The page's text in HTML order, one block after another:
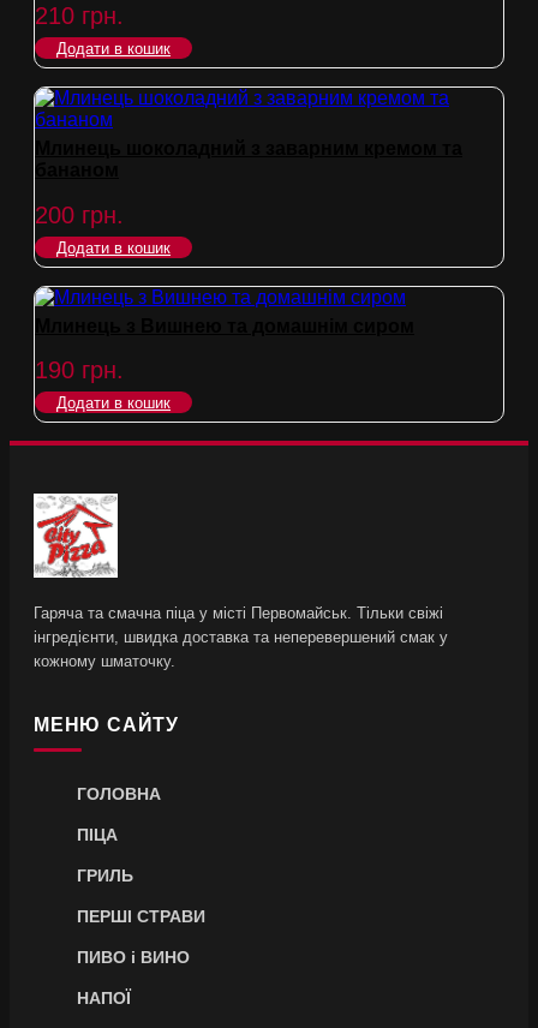
210 грн.
Додати в кошик
200 грн.
Додати в кошик
190 грн.
Додати в кошик
Гаряча та смачна піца у місті Первомайськ. Тільки свіжі
інгредієнти, швидка доставка та неперевершений смак у
кожному шматочку.
МЕНЮ САЙТУ
ГОЛОВНА
ПІЦА
ГРИЛЬ
ПЕРШІ СТРАВИ
ПИВО і ВИНО
НАПОЇ